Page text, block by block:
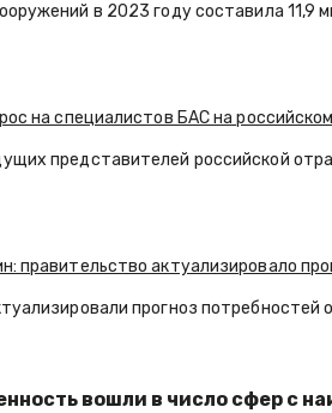
в 2023 году составила 11,9
на специалистов БАС на
представителей российской
правительство актуализировало
прогноз
вошли в число сфер с